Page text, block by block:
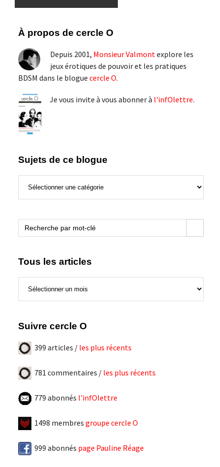
Barre
latérale
principale
À propos de cercle O
Depuis 2001, Monsieur Valmontexplore les
jeux érotiques de pouvoir et les pratiques
BDSM dans le blogue cercle O.
Je vous invite à vous abonner à l'infOlettre.
Sujets de ce blogue
Search
for:
Search Button
Tous les articles
Suivre cercle O
399 articles / les plus récents
781 commentaires / les plus récents
779 abonnés l'infOlettre
1498 membres groupe cercle O
999 abonnés page Pauline Réage